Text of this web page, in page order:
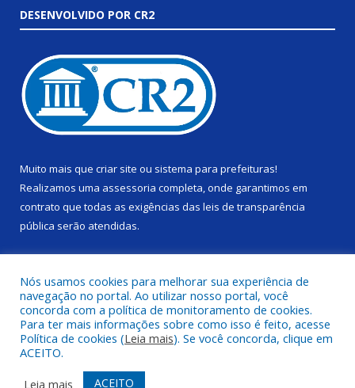
DESENVOLVIDO POR CR2
Muito mais que criar site ou sistema para prefeituras!
Realizamos uma assessoria completa, onde garantimos em
contrato que todas as exigências das leis de transparência
pública serão atendidas.
Todos os direitos reservados a Câmara Municipal de Alenquer.
Mapa do Site Acessar Área Administrativa
Nós usamos cookies para melhorar sua experiência de
navegação no portal. Ao utilizar nosso portal, você
concorda com a política de monitoramento de cookies.
Para ter mais informações sobre como isso é feito, acesse
Política de cookies (Leia mais). Se você concorda, clique em
ACEITO.
Leia mais
ACEITO